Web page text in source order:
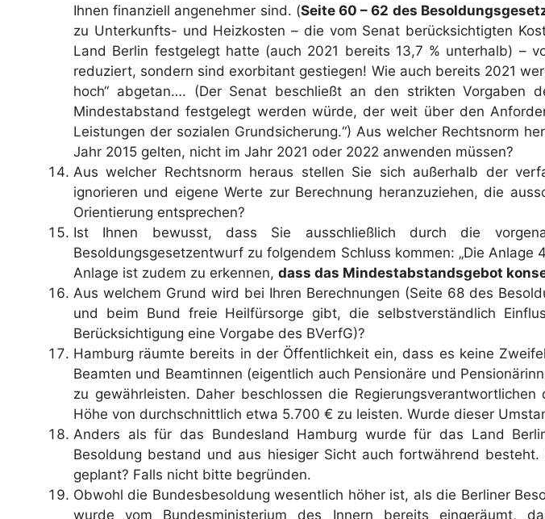
Ihnen finanziell angenehmer sind. (Seite 60 – 62 des
zu Unterkunfts- und Heizkosten – die vom Senat berücksichtigten
Land Berlin festgelegt hatte (auch 2021 bereits 13,7 % unterhalb) –
reduziert, sondern sind exorbitant gestiegen! Wie auch bereits 2021
hoch“ abgetan…. (Der Senat beschließt an den strikten Vorgaben
Mindestabstand festgelegt werden würde, der weit über den
Leistungen der sozialen Grundsicherung.“) Aus welcher Rechtsnorm
Jahr 2015 gelten, nicht im Jahr 2021 oder 2022 anwenden müssen?
Aus welcher Rechtsnorm heraus stellen Sie sich außerhalb der
ignorieren und eigene Werte zur Berechnung heranzuziehen, die
Orientierung entsprechen?
Ist Ihnen bewusst, dass Sie ausschließlich durch die
Besoldungsgesetzentwurf zu folgendem Schluss kommen: „Die
Anlage ist zudem zu erkennen, dass das Mindestabstandsgebot
Aus welchem Grund wird bei Ihren Berechnungen (Seite 68 des
und beim Bund freie Heilfürsorge gibt, die selbstverständlich
Berücksichtigung eine Vorgabe des BVerfG)?
Hamburg räumte bereits in der Öffentlichkeit ein, dass es keine
Beamten und Beamtinnen (eigentlich auch Pensionäre und
zu gewährleisten. Daher beschlossen die
Höhe von durchschnittlich etwa 5.700 € zu leisten. Wurde dieser
Anders als für das Bundesland Hamburg wurde für das Land
Besoldung bestand und aus hiesiger Sicht auch fortwährend
geplant? Falls nicht bitte begründen.
Obwohl die Bundesbesoldung wesentlich höher ist, als die Berliner
wurde vom Bundesministerium des Innern bereits eingeräumt,